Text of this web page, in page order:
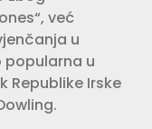
već
u
popularna u
Republike Irske